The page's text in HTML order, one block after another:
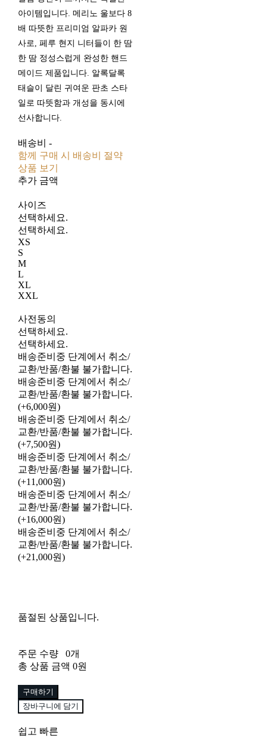
아이템입니다. 메리노 울보다 8
배 따뜻한 프리미엄 알파카 원
사로, 페루 현지 니터들이 한 땀
한 땀 정성스럽게 완성한 핸드
메이드 제품입니다. 알록달록
태슬이 달린 귀여운 판초 스타
일로 따뜻함과 개성을 동시에
선사합니다.
배송비 -
함께 구매 시 배송비 절약
상품 보기
추가 금액
사이즈
선택하세요.
선택하세요.
XS
S
M
L
XL
XXL
사전동의
선택하세요.
선택하세요.
배송준비중 단계에서 취소/
교환/반품/환불 불가합니다.
배송준비중 단계에서 취소/
교환/반품/환불 불가합니다.
(+6,000원)
배송준비중 단계에서 취소/
교환/반품/환불 불가합니다.
(+7,500원)
배송준비중 단계에서 취소/
교환/반품/환불 불가합니다.
(+11,000원)
배송준비중 단계에서 취소/
교환/반품/환불 불가합니다.
(+16,000원)
배송준비중 단계에서 취소/
교환/반품/환불 불가합니다.
(+21,000원)
품절된 상품입니다.
주문 수량
0개
총 상품 금액 0원
구매하기
장바구니에 담기
쉽고 빠른